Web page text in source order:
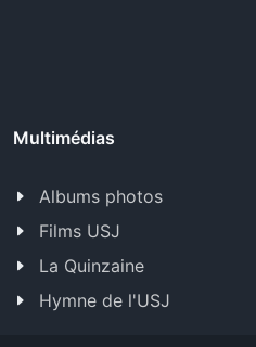
Multimédias
Albums photos
Films USJ
La Quinzaine
Hymne de l'USJ